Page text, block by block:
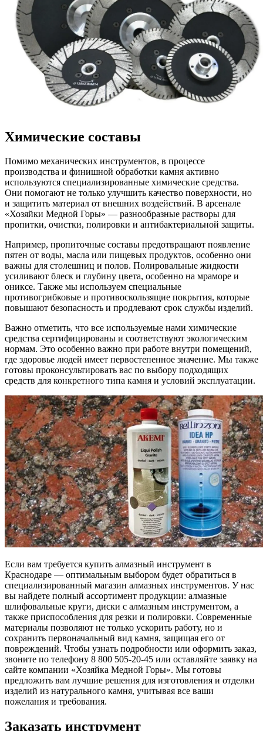
Химические составы
Помимо механических инструментов, в процессе
производства и финишной обработки камня активно
используются специализированные химические средства.
Они помогают не только улучшить качество поверхности, но
и защитить материал от внешних воздействий. В арсенале
«Хозяйки Медной Горы» — разнообразные растворы для
пропитки, очистки, полировки и антибактериальной защиты.
Например, пропиточные составы предотвращают появление
пятен от воды, масла или пищевых продуктов, особенно они
важны для столешниц и полов. Полировальные жидкости
усиливают блеск и глубину цвета, особенно на мраморе и
ониксе. Также мы используем специальные
противогрибковые и противоскользящие покрытия, которые
повышают безопасность и продлевают срок службы изделий.
Важно отметить, что все используемые нами химические
средства сертифицированы и соответствуют экологическим
нормам. Это особенно важно при работе внутри помещений,
где здоровье людей имеет первостепенное значение. Мы также
готовы проконсультировать вас по выбору подходящих
средств для конкретного типа камня и условий эксплуатации.
Если вам требуется купить алмазный инструмент в
Краснодаре — оптимальным выбором будет обратиться в
специализированный магазин алмазных инструментов. У нас
вы найдете полный ассортимент продукции: алмазные
шлифовальные круги, диски с алмазным инструментом, а
также приспособления для резки и полировки. Современные
материалы позволяют не только ускорить работу, но и
сохранить первоначальный вид камня, защищая его от
повреждений. Чтобы узнать подробности или оформить заказ,
звоните по телефону 8 800 505-20-45 или оставляйте заявку на
сайте компании «Хозяйка Медной Горы». Мы готовы
предложить вам лучшие решения для изготовления и отделки
изделий из натурального камня, учитывая все ваши
пожелания и требования.
Заказать инструмент